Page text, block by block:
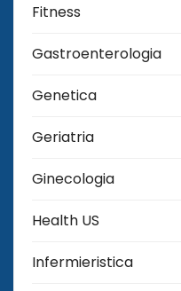
Fitness
Gastroenterologia
Genetica
Geriatria
Ginecologia
Health US
Infermieristica